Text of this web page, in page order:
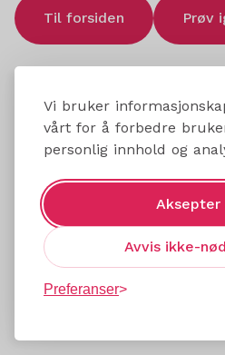
Vi bruker
vårt for å forbedre
personlig innhold og
Aksepter
Avvis ikke-
Preferanser
Til forsiden Prøv